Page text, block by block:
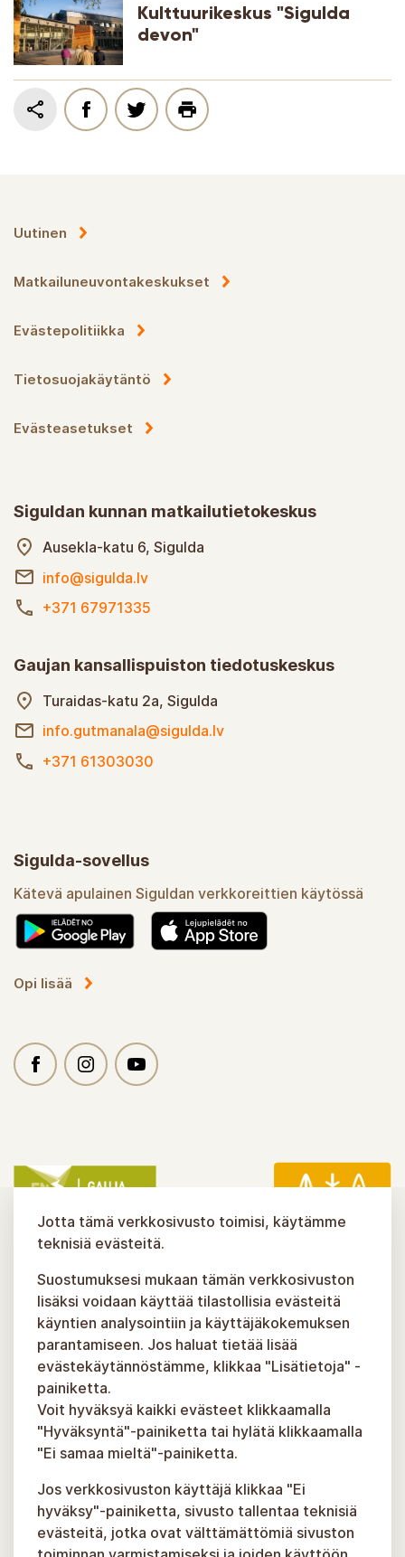
Kulttuurikeskus "Sigulda
devon"
Uutinen
Matkailuneuvontakeskukset
Evästepolitiikka
Tietosuojakäytäntö
Evästeasetukset
Siguldan kunnan matkailutietokeskus
Ausekla-katu 6, Sigulda
info@sigulda.lv
+371 67971335
Gaujan kansallispuiston tiedotuskeskus
Turaidas-katu 2a, Sigulda
info.gutmanala@sigulda.lv
+371 61303030
Sigulda-sovellus
Kätevä apulainen Siguldan verkkoreittien käytössä
Opi lisää
Jotta tämä verkkosivusto toimisi, käytämme
teknisiä evästeitä.
Suostumuksesi mukaan tämän verkkosivuston
lisäksi voidaan käyttää tilastollisia evästeitä
käyntien analysointiin ja käyttäjäkokemuksen
parantamiseen. Jos haluat tietää lisää
evästekäytännöstämme, klikkaa "Lisätietoja" -
painiketta.
Voit hyväksyä kaikki evästeet klikkaamalla
"Hyväksyntä"-painiketta tai hylätä klikkaamalla
"Ei samaa mieltä"-painiketta.
Jos verkkosivuston käyttäjä klikkaa "Ei
hyväksy"-painiketta, sivusto tallentaa teknisiä
evästeitä, jotka ovat välttämättömiä sivuston